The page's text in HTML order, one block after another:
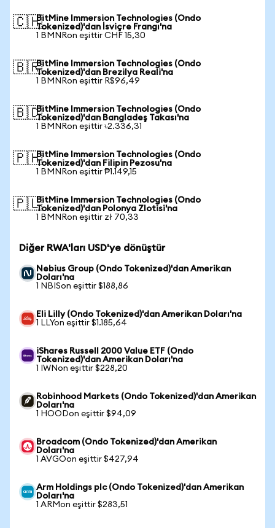
🇨🇭BitMine Immersion Technologies (Ondo
Tokenized)'dan İsviçre Frangı'na
1 BMNRon eşittir CHF 15,30
🇧🇷BitMine Immersion Technologies (Ondo
Tokenized)'dan Brezilya Reali'na
1 BMNRon eşittir R$96,49
🇧🇩BitMine Immersion Technologies (Ondo
Tokenized)'dan Bangladeş Takası'na
1 BMNRon eşittir ৳2.336,31
🇵🇭BitMine Immersion Technologies (Ondo
Tokenized)'dan Filipin Pezosu'na
1 BMNRon eşittir ₱1.149,15
🇵🇱BitMine Immersion Technologies (Ondo
Tokenized)'dan Polonya Zlotisi'na
1 BMNRon eşittir zł 70,33
Diğer RWA'ları USD'ye dönüştür
Nebius Group (Ondo Tokenized)'dan Amerikan
Doları'na
1 NBISon eşittir $188,86
Eli Lilly (Ondo Tokenized)'dan Amerikan Doları'na
1 LLYon eşittir $1.185,64
iShares Russell 2000 Value ETF (Ondo
Tokenized)'dan Amerikan Doları'na
1 IWNon eşittir $228,20
Robinhood Markets (Ondo Tokenized)'dan Amerikan
Doları'na
1 HOODon eşittir $94,09
Broadcom (Ondo Tokenized)'dan Amerikan
Doları'na
1 AVGOon eşittir $427,94
Arm Holdings plc (Ondo Tokenized)'dan Amerikan
Doları'na
1 ARMon eşittir $283,51